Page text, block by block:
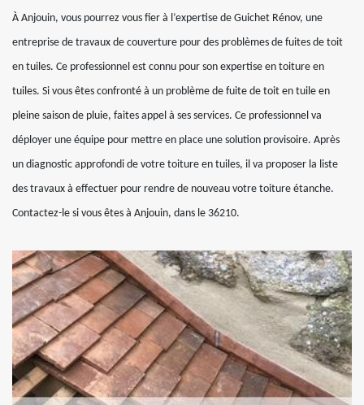
À Anjouin, vous pourrez vous fier à l’expertise de Guichet Rénov, une
entreprise de travaux de couverture pour des problèmes de fuites de toit
en tuiles. Ce professionnel est connu pour son expertise en toiture en
tuiles. Si vous êtes confronté à un problème de fuite de toit en tuile en
pleine saison de pluie, faites appel à ses services. Ce professionnel va
déployer une équipe pour mettre en place une solution provisoire. Après
un diagnostic approfondi de votre toiture en tuiles, il va proposer la liste
des travaux à effectuer pour rendre de nouveau votre toiture étanche.
Contactez-le si vous êtes à Anjouin, dans le 36210.